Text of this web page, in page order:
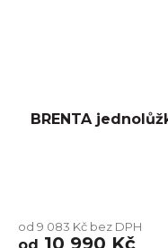
BRENTA
od 9 083 Kč bez DPH